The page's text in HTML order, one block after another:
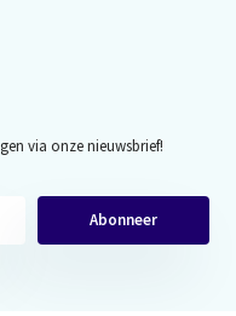
via onze nieuwsbrief!
Abonneer